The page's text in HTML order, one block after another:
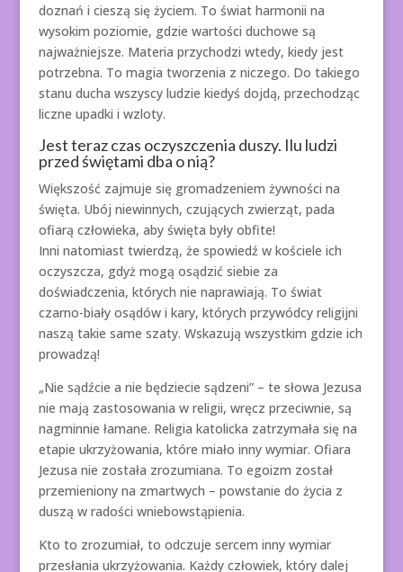
doznań i cieszą się życiem. To świat harmonii na
wysokim poziomie, gdzie wartości duchowe są
najważniejsze. Materia przychodzi wtedy, kiedy jest
potrzebna. To magia tworzenia z niczego. Do takiego
stanu ducha wszyscy ludzie kiedyś dojdą, przechodząc
liczne upadki i wzloty.
Jest teraz czas oczyszczenia duszy. Ilu ludzi
przed świętami dba o nią?
Większość zajmuje się gromadzeniem żywności na
święta. Ubój niewinnych, czujących zwierząt, pada
ofiarą człowieka, aby święta były obfite!
Inni natomiast twierdzą, że spowiedź w kościele ich
oczyszcza, gdyż mogą osądzić siebie za
doświadczenia, których nie naprawiają. To świat
czarno-biały osądów i kary, których przywódcy religijni
naszą takie same szaty. Wskazują wszystkim gdzie ich
prowadzą!
„Nie sądźcie a nie będziecie sądzeni” – te słowa Jezusa
nie mają zastosowania w religii, wręcz przeciwnie, są
nagminnie łamane. Religia katolicka zatrzymała się na
etapie ukrzyżowania, które miało inny wymiar. Ofiara
Jezusa nie została zrozumiana. To egoizm został
przemieniony na zmartwych – powstanie do życia z
duszą w radości wniebowstąpienia.
Kto to zrozumiał, to odczuje sercem inny wymiar
przesłania ukrzyżowania. Każdy człowiek, który dalej